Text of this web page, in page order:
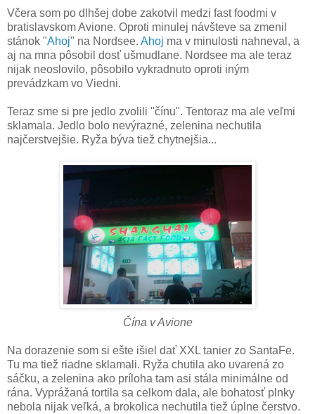
Včera som po dlhšej dobe zakotvil medzi fast foodmi v
bratislavskom Avione. Oproti minulej návšteve sa zmenil
stánok "Ahoj" na Nordsee. Ahoj ma v minulosti nahneval, a
aj na mna pôsobil dosť ušmudlane. Nordsee ma ale teraz
nijak neoslovilo, pôsobilo vykradnuto oproti iným
prevádzkam vo Viedni.
Teraz sme si pre jedlo zvolili "čínu". Tentoraz ma ale veľmi
sklamala. Jedlo bolo nevýrazné, zelenina nechutila
najčerstvejšie. Ryža býva tiež chytnejšia...
Čína v Avione
Na dorazenie som si ešte išiel dať XXL tanier zo SantaFe.
Tu ma tiež riadne sklamali. Ryža chutila ako uvarená zo
sáčku, a zelenina ako príloha tam asi stála minimálne od
rána. Vyprážaná tortila sa celkom dala, ale bohatosť plnky
nebola nijak veľká, a brokolica nechutila tiež úplne čerstvo.